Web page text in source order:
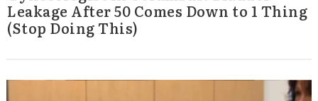
Leakage After 50 Comes Down to 1 Thing
(Stop Doing This)